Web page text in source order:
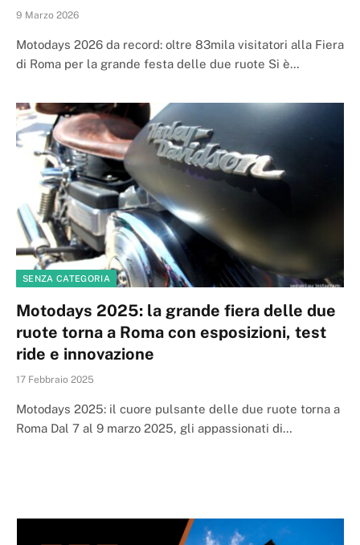
9 Marzo 2026
Motodays 2026 da record: oltre 83mila visitatori alla Fiera
di Roma per la grande festa delle due ruote Si è…
SENZA CATEGORIA
Motodays 2025: la grande fiera delle due
ruote torna a Roma con esposizioni, test
ride e innovazione
17 Febbraio 2025
Motodays 2025: il cuore pulsante delle due ruote torna a
Roma Dal 7 al 9 marzo 2025, gli appassionati di…